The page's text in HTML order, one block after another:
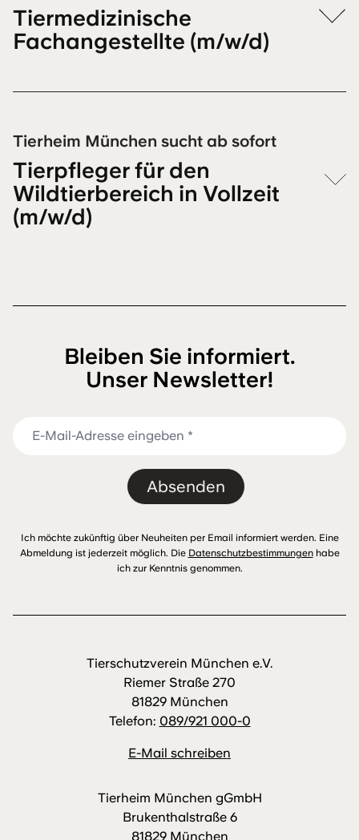
Tiermedizinische
Fachangestellte (m/w/d)
Tierheim München sucht ab sofort
Tierpfleger für den
Wildtierbereich in Vollzeit
(m/w/d)
Tierschutzverein München e.V.
Riemer Straße 270
81829 München
Telefon: 089/921 000-0
E-Mail schreiben
Tierheim München gGmbH
Brukenthalstraße 6
81829 München
Bleiben Sie informiert.
Unser Newsletter!
Absenden
Ich möchte zukünftig über Neuheiten per Email informiert werden. Eine
Abmeldung ist jederzeit möglich. Die Datenschutzbestimmungenhabe
ich zur Kenntnis genommen.